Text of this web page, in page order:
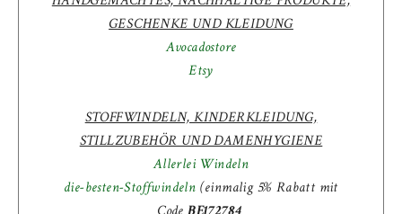
GESCHENKE UND KLEIDUNG
Avocadostore
Etsy
STOFFWINDELN, KINDERKLEIDUNG,
STILLZUBEHÖR UND DAMENHYGIENE
Allerlei Windeln
die-besten-Stoffwindeln (einmalig 5% Rabatt mit